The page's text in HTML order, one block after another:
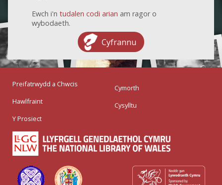
Ewch i'n tudalen codi arian am ragor o
wybodaeth.
Cyfrannu
Preifatrwydd a Chwcis
Hawlfraint
Y Prosiect
Cymorth
Cysylltu